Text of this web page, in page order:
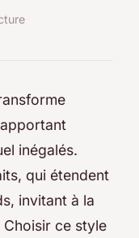
inégalés.
qui étendent
invitant à la
ce style